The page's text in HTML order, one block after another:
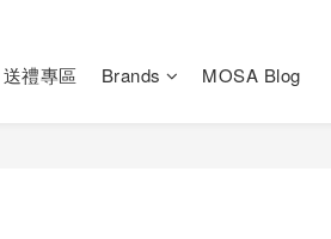
送禮專區 Brands MOSA Blog